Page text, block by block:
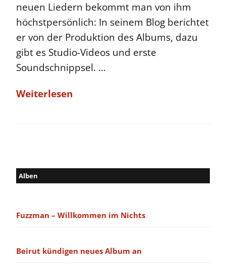
neuen Liedern bekommt man von ihm
höchstpersönlich: In seinem Blog berichtet
er von der Produktion des Albums, dazu
gibt es Studio-Videos und erste
Soundschnippsel. …
Weiterlesen
Alben
Fuzzman – Willkommen im Nichts
Beirut kündigen neues Album an